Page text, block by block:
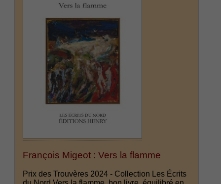
François Migeot : Vers la flamme
Prix des Trouvères 2024 - Collection Les Écrits